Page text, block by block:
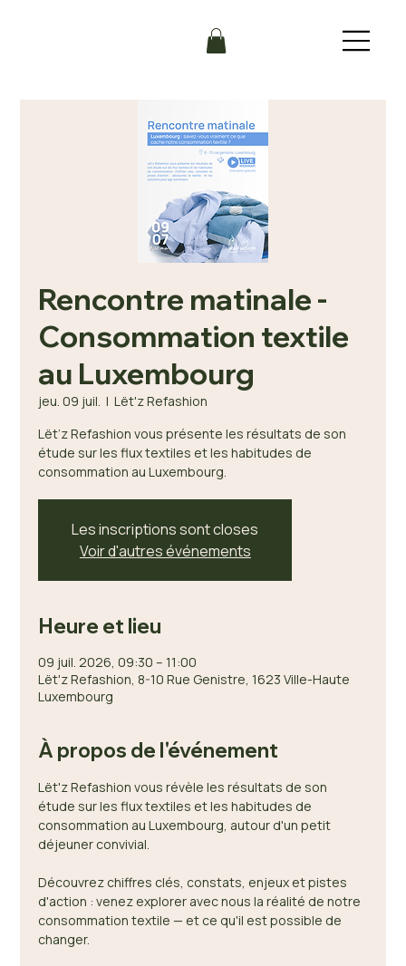
Rencontre matinale -
Consommation textile
au Luxembourg
jeu. 09 juil.
  |
Lët'z Refashion
Lët’z Refashion vous présente les résultats de son
étude sur les flux textiles et les habitudes de
consommation au Luxembourg.
Les inscriptions sont closes
Voir d'autres événements
Heure et lieu
09 juil. 2026, 09:30 – 11:00
Lët'z Refashion, 8-10 Rue Genistre, 1623 Ville-Haute
Luxembourg
À propos de l'événement
Lët'z Refashion vous révèle les résultats de son
étude sur les flux textiles et les habitudes de
consommation au Luxembourg, autour d'un petit
déjeuner convivial.
Découvrez chiffres clés, constats, enjeux et pistes
d'action : venez explorer avec nous la réalité de notre
consommation textile — et ce qu'il est possible de
changer.